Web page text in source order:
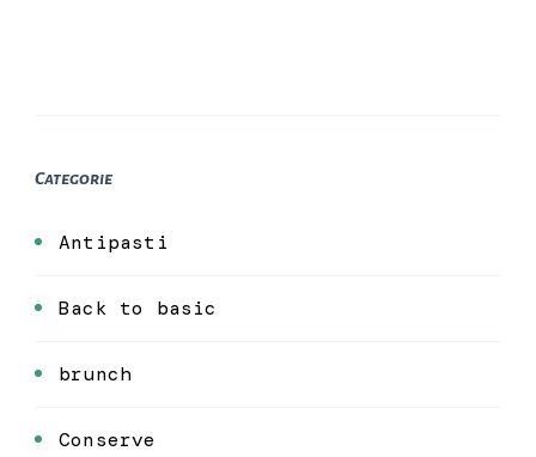
Categorie
Antipasti
Back to basic
brunch
Conserve